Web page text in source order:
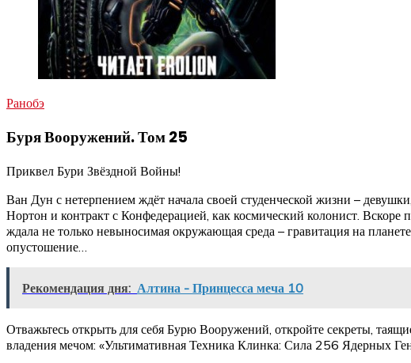
Ранобэ
Буря Вооружений. Том 25
Приквел Бури Звёздной Войны!
Ван Дун с нетерпением ждёт начала своей студенческой жизни –
Нортон и контракт с Конфедерацией, как космический колонист.
ждала не только невыносимая окружающая среда – гравитация на
опустошение…
Рекомендация дня: Алтина - Принцесса меча 10
Отважьтесь открыть для себя Бурю Вооружений, откройте секреты,
владения мечом: «Ультимативная Техника Клинка: Сила 256 Ядерных